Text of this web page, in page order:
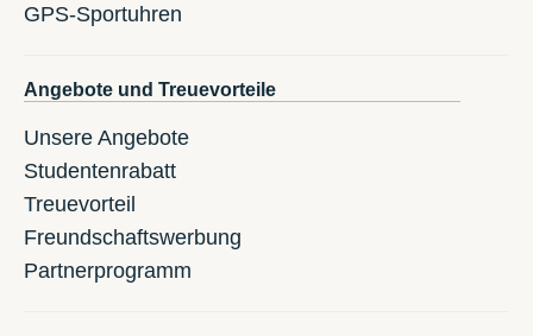
GPS-Sportuhren
Angebote und Treuevorteile
Unsere Angebote
Studentenrabatt
Treuevorteil
Freundschaftswerbung
Partnerprogramm